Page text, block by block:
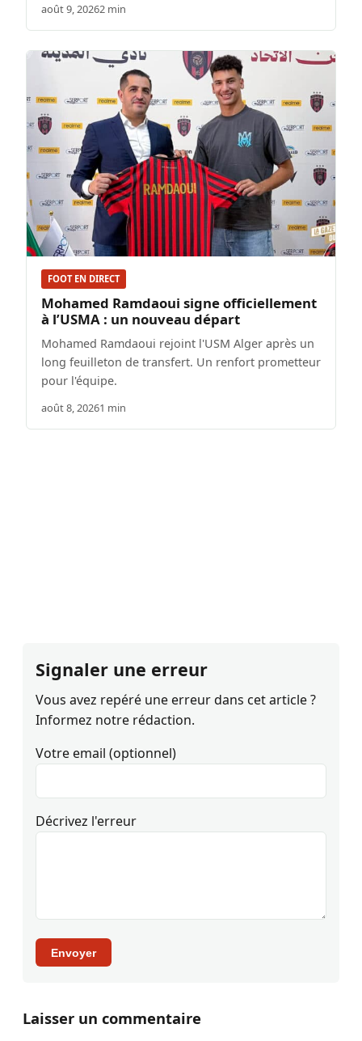
août 9, 20262 min
FOOT EN DIRECT
Mohamed Ramdaoui signe officiellement
à l’USMA : un nouveau départ
Mohamed Ramdaoui rejoint l'USM Alger après un
long feuilleton de transfert. Un renfort prometteur
pour l'équipe.
août 8, 20261 min
Signaler une erreur
Vous avez repéré une erreur dans cet article ?
Informez notre rédaction.
Votre email (optionnel)
Décrivez l'erreur
Envoyer
Laisser un commentaire